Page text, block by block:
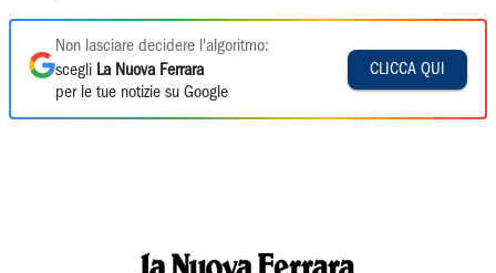
Non lasciare decidere l'algoritmo:
scegli La Nuova Ferrara
per le tue notizie su Google
CLICCA QUI